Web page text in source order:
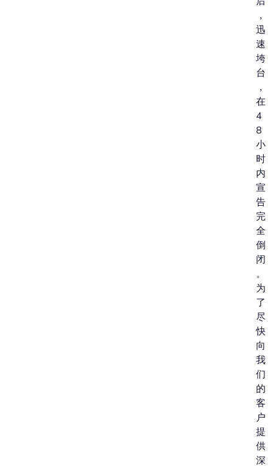
，
迅
速
垮
台
，
在
4
8
小
时
内
宣
告
完
全
倒
闭
。
为
了
尽
快
向
我
们
的
客
户
提
供
深